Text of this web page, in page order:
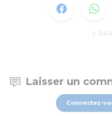
2
Laisser un
Connectez-